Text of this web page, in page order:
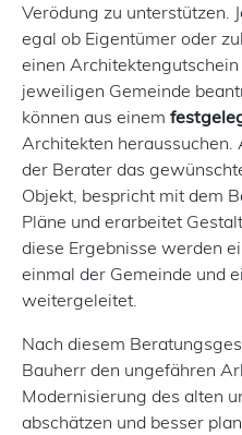
Verödung zu unterstützen.
egal ob Eigentümer oder
einen
jeweiligen Gemeinde
können aus einem
Architekten
der Berater das
Objekt, bespricht mit dem
Pläne und erarbeitet
diese Ergebnisse werden
einmal der Gemeinde und
weitergeleitet.
Nach diesem
Bauherr den ungefähren
Modernisierung des alten
abschätzen und besser